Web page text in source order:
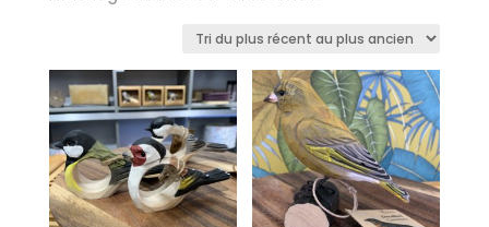
plus
récent
au
plus
ancien